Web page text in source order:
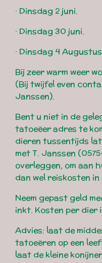
· Dinsdag 2 juni.
· Dinsdag 30 juni.
· Dinsdag 4
Bij zeer warm weer
(Bij twijfel even
Janssen).
Bent u niet in de
tatoeëer adres te
dieren tussentijds
met T. Janssen
overleggen, om aan
dan wel reiskosten
Neem gepast geld
inkt. Kosten per dier
Advies: laat de
tatoeëren op een
laat de kleine